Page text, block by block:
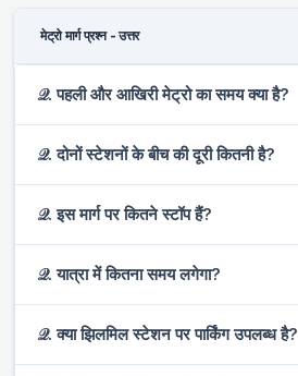
मेट्रो मार्ग प्रश्न - उत्तर
𝒬. पहली और आखिरी मेट्रो का समय क्या है?
𝒬. दोनों स्टेशनों के बीच की दूरी कितनी है?
𝒬. इस मार्ग पर कितने स्टॉप हैं?
𝒬. यात्रा में कितना समय लगेगा?
𝒬. क्या झिलमिल स्टेशन पर पार्किंग उपलब्ध है?